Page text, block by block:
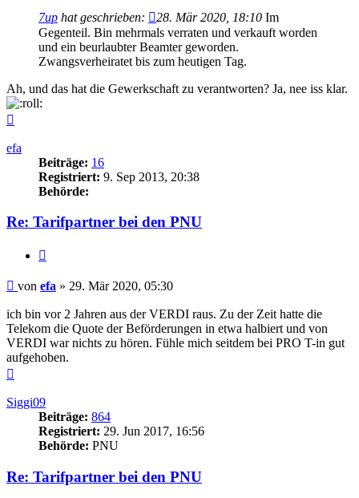
7up hat geschrieben: 28. Mär 2020, 18:10 Im
Gegenteil. Bin mehrmals verraten und verkauft worden
und ein beurlaubter Beamter geworden.
Zwangsverheiratet bis zum heutigen Tag.
Ah, und das hat die Gewerkschaft zu verantworten? Ja, nee iss klar.
efa
Beiträge: 16
Registriert: 9. Sep 2013, 20:38
Behörde:
Re: Tarifpartner bei den PNU
Beitrag
von efa » 29. Mär 2020, 05:30
ich bin vor 2 Jahren aus der VERDI raus. Zu der Zeit hatte die
Telekom die Quote der Beförderungen in etwa halbiert und von
VERDI war nichts zu hören. Fühle mich seitdem bei PRO T-in gut
aufgehoben.
Siggi09
Beiträge: 864
Registriert: 29. Jun 2017, 16:56
Behörde: PNU
Re: Tarifpartner bei den PNU